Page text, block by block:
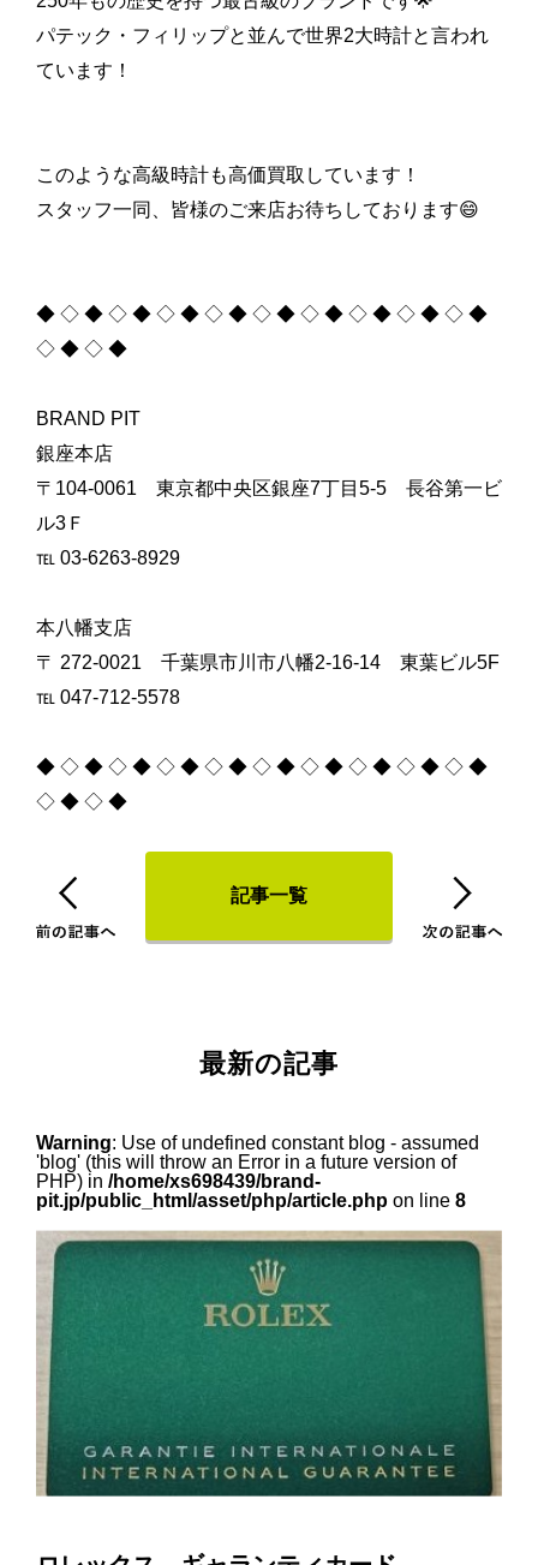
パテック・フィリップと並んで世界2大時計と言われ
ています！
このような高級時計も高価買取しています！
スタッフ一同、皆様のご来店お待ちしております😄
◆ ◇ ◆ ◇ ◆ ◇ ◆ ◇ ◆ ◇ ◆ ◇ ◆ ◇ ◆ ◇ ◆ ◇ ◆
◇ ◆ ◇ ◆
BRAND PIT
銀座本店
〒104-0061 東京都中央区銀座7丁目5-5 長谷第一ビ
ル3Ｆ
℡ 03-6263-8929
本八幡支店
〒 272-0021 千葉県市川市八幡2-16-14 東葉ビル5F
℡ 047-712-5578
◆ ◇ ◆ ◇ ◆ ◇ ◆ ◇ ◆ ◇ ◆ ◇ ◆ ◇ ◆ ◇ ◆ ◇ ◆
◇ ◆ ◇ ◆
記事一覧
最新の記事
Warning: Use of undefined constant blog - assumed
'blog' (this will throw an Error in a future version of
PHP) in /home/xs698439/brand-
pit.jp/public_html/asset/php/article.phpon line 8